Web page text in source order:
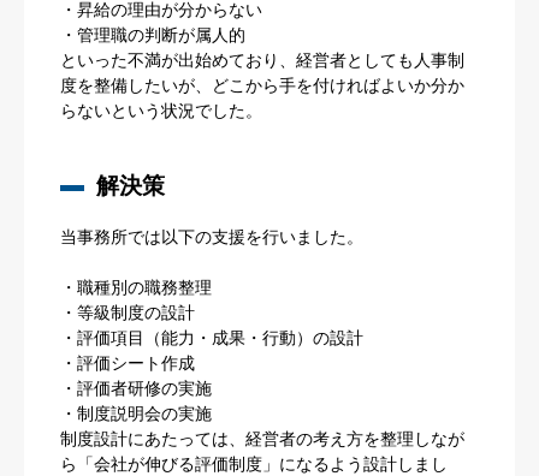
・昇給の理由が分からない
・管理職の判断が属人的
といった不満が出始めており、経営者としても人事制
度を整備したいが、どこから手を付ければよいか分か
らないという状況でした。
解決策
当事務所では以下の支援を行いました。
・職種別の職務整理
・等級制度の設計
・評価項目（能力・成果・行動）の設計
・評価シート作成
・評価者研修の実施
・制度説明会の実施
制度設計にあたっては、経営者の考え方を整理しなが
ら「会社が伸びる評価制度」になるよう設計しまし